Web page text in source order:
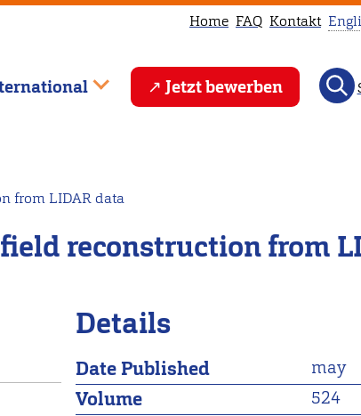
Home FAQ Kontakt
Jetzt bewerben
from LIDAR data
reconstruction from
Details
Date Published may
Volume 524